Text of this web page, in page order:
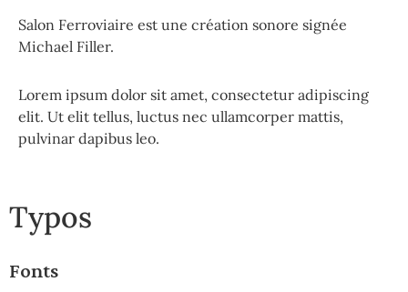
Salon Ferroviaire est une création sonore signée
Michael Filler.
Lorem ipsum dolor sit amet, consectetur adipiscing
elit. Ut elit tellus, luctus nec ullamcorper mattis,
pulvinar dapibus leo.
Typos
Fonts